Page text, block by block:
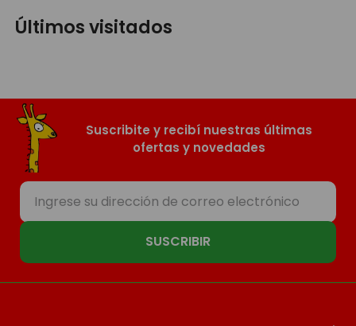
Últimos visitados
Suscribite y recibí nuestras últimas
ofertas y novedades
SUSCRIBIR